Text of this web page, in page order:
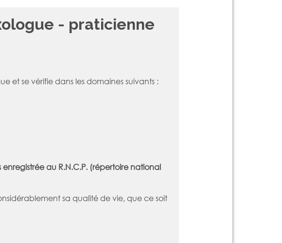
- praticienne
et se vérifie dans les domaines suivants :
enregistrée au R.N.C.P. (répertoire national
sa qualité de vie, que ce soit